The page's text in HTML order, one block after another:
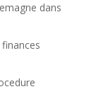
dans